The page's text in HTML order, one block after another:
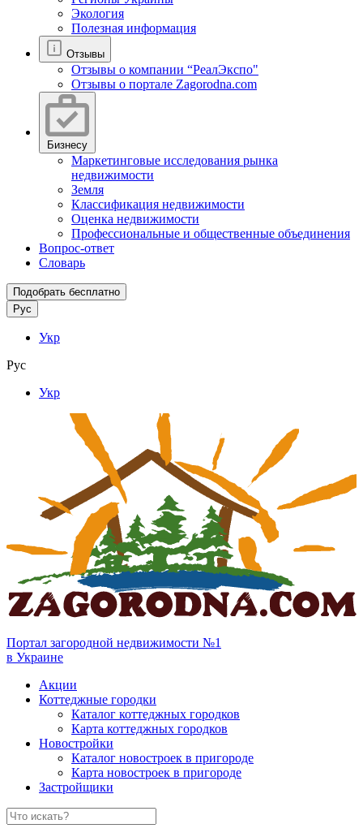
Экология
Полезная информация
Отзывы
Отзывы о компании “РеалЭкспо"
Отзывы о портале Zagorodna.com
Бизнесу
Маркетинговые исследования рынка
недвижимости
Земля
Классификация недвижимости
Оценка недвижимости
Профессиональные и общественные объединения
Вопрос-ответ
Словарь
Подобрать бесплатно
Рус
Укр
Рус
Укр
Портал загородной недвижимости №1
в Украине
Акции
Коттеджные городки
Каталог коттеджных городков
Карта коттеджных городков
Новостройки
Каталог новостроек в пригороде
Карта новостроек в пригороде
Застройщики